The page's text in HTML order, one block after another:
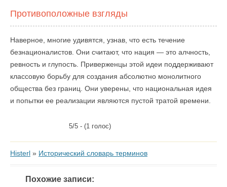
Противоположные взгляды
Наверное, многие удивятся, узнав, что есть течение
безнационалистов. Они считают, что нация — это алчность,
ревность и глупость. Приверженцы этой идеи поддерживают
классовую борьбу для создания абсолютно монолитного
общества без границ. Они уверены, что национальная идея
и попытки ее реализации являются пустой тратой времени.
5/5 - (1 голос)
Histerl » Исторический словарь терминов
Похожие записи: